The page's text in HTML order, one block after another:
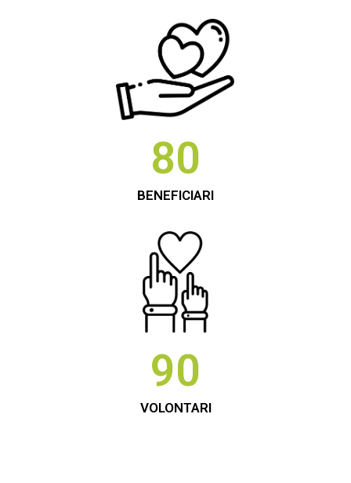
80
BENEFICIARI
90
VOLONTARI